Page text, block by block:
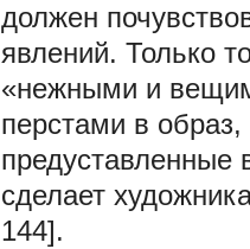
должен
явлений. Только
«нежными и
перстами в
предуставленные
сделает
144].